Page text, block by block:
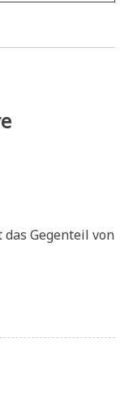
Gegen­teil von